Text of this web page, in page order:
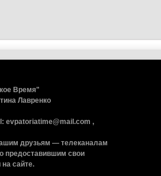
Время"
Лавренко
evpatoriatime@mail.com ,
друзьям — телеканалам
предоставившим свои
сайте.